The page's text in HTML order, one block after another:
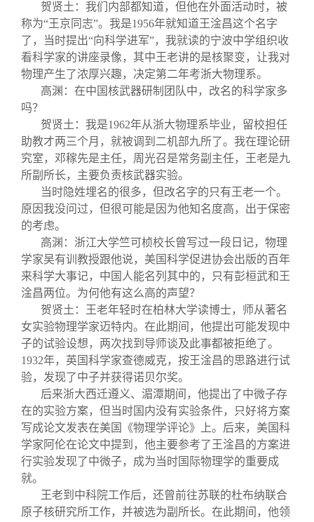
贺贤土：我们内部都知道，但他在外面活动时，被
称为“王京同志”。我是1956年就知道王淦昌这个名字
了，当时提出“向科学进军”，我就读的宁波中学组织收
看科学家的讲座录像，其中王老讲的是核聚变，让我对
物理产生了浓厚兴趣，决定第二年考浙大物理系。
高渊：在中国核武器研制团队中，改名的科学家多
吗？
贺贤土：我是1962年从浙大物理系毕业，留校担任
助教才两三个月，就被调到二机部九所了。我在理论研
究室，邓稼先是主任，周光召是常务副主任，王老是九
所副所长，主要负责核武器实验。
当时隐姓埋名的很多，但改名字的只有王老一个。
原因我没问过，但很可能是因为他知名度高，出于保密
的考虑。
高渊：浙江大学竺可桢校长曾写过一段日记，物理
学家吴有训教授跟他说，美国科学促进协会出版的百年
来科学大事记，中国人能名列其中的，只有彭桓武和王
淦昌两位。为何他有这么高的声望？
贺贤土：王老年轻时在柏林大学读博士，师从著名
女实验物理学家迈特内。在此期间，他提出可能发现中
子的试验设想，两次找到导师谈及此事都被拒绝了。
1932年，英国科学家查德威克，按王淦昌的思路进行试
验，发现了中子并获得诺贝尔奖。
后来浙大西迁遵义、湄潭期间，他提出了中微子存
在的实验方案，但当时国内没有实验条件，只好将方案
写成论文发表在美国《物理学评论》上。后来，美国科
学家阿伦在论文中提到，他主要参考了王淦昌的方案进
行实验发现了中微子，成为当时国际物理学的重要成
就。
王老到中科院工作后，还曾前往苏联的杜布纳联合
原子核研究所工作，并被选为副所长。在此期间，他领